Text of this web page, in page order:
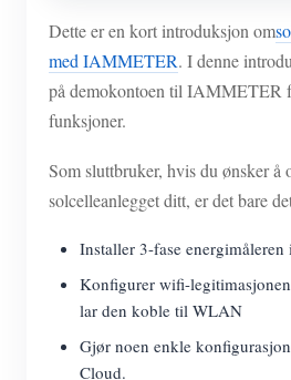
Dette er en kort introduksjon om
med IAMMETER. I denne
på demokontoen til IAMMETER
funksjoner.
Som sluttbruker, hvis du ønsker å
solcelleanlegget ditt, er det bare
Installer 3-fase
Konfigurer wifi-
lar den koble til WLAN
Gjør noen enkle
Cloud.